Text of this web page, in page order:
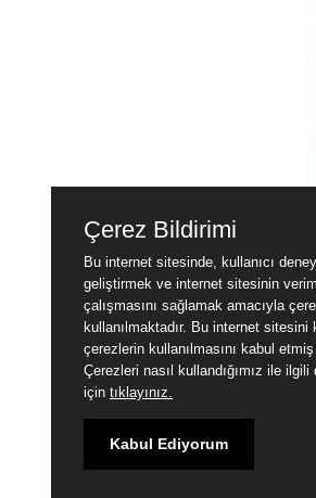
Çerez Bildirimi
Bu internet sitesinde, kullanıcı
geliştirmek ve internet sitesinin
çalışmasını sağlamak amacıyla
kullanılmaktadır. Bu internet sitesini
çerezlerin kullanılmasını kabul
Çerezleri nasıl kullandığımız ile ilgili
için tıklayınız.
Kabul Ediyorum